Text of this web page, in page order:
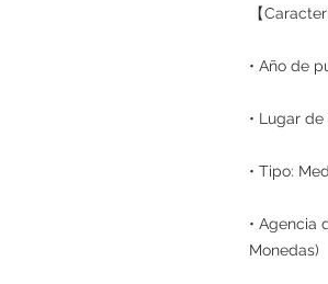
【
• Año de
• Lugar
• Tipo:
• Agencia
Monedas)